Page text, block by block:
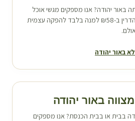
באור יהודה? אנו מספקים מגשי אוכל
בשרי חם, עשיר וכשר למהדרין ב-₪58 למנה בלבד להפקה עצמית
באור יהודה
באור יהודה
בבית או בבית הכנסת? אנו מספקים